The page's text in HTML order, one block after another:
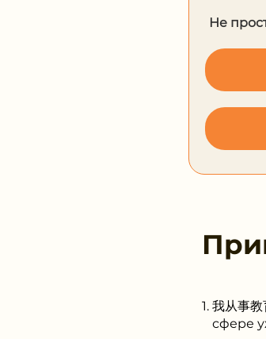
Не
我从事
сфере